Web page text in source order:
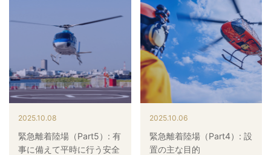
病院関係者の方
自治体関係者の方
設計及び建築関係者の方
2025.10.08
緊急離着陸場（Part5）: 有
事に備えて平時に行う安全
2025.10.06
緊急離着陸場（Part4）: 設
置の主な目的